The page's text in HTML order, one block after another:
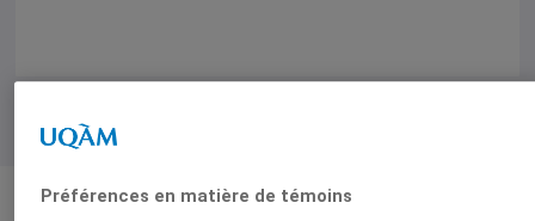
Préférences en matière de témoins